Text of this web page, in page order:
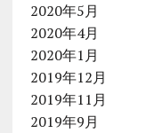
2020年5月
2020年4月
2020年1月
2019年12月
2019年11月
2019年9月